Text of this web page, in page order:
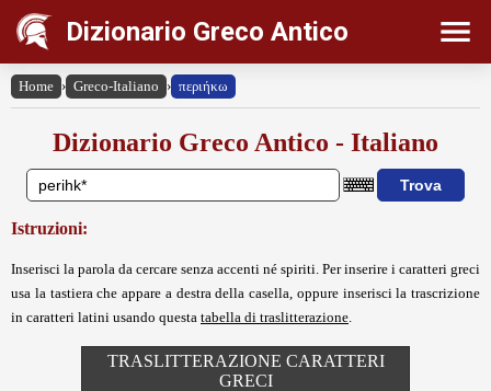
Dizionario Greco Antico
Home › Greco-Italiano › περιήκω
Dizionario Greco Antico - Italiano
Istruzioni:
Inserisci la parola da cercare senza accenti né spiriti. Per inserire i caratteri greci
usa la tastiera che appare a destra della casella, oppure inserisci la trascrizione
in caratteri latini usando questa tabella di traslitterazione
TRASLITTERAZIONE CARATTERI
GRECI